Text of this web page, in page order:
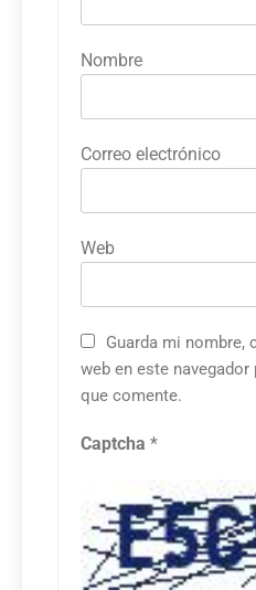
Nombre
Correo electrónico
Web
Guarda mi nombre,
web en este
que comente.
Captcha *